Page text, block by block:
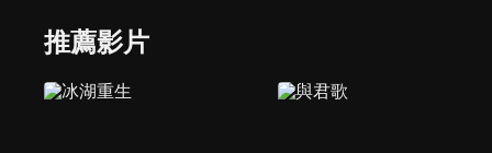
推薦影片